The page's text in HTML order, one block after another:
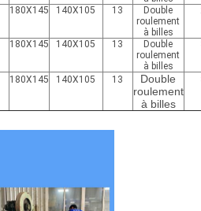
180X145 140X105 13
Double
roulement
à billes
180X145 140X105 13
Double
roulement
à billes
180X145 140X105 13
Double
roulement
à billes